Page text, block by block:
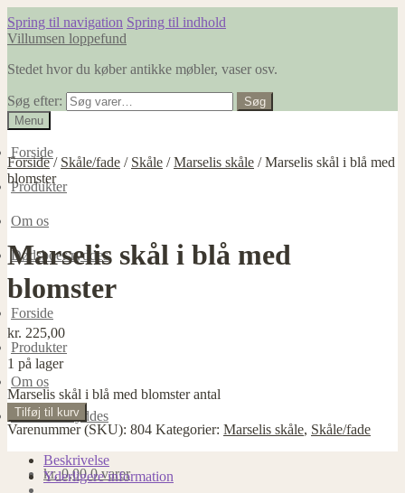
Spring til navigation Spring til indhold
Villumsen loppefund
Stedet hvor du køber antikke møbler, vaser osv.
Søg efter:
Søg
Menu
Forside
Produkter
Om os
Dødsboer ryddes
Forside
Produkter
Om os
Dødsboer ryddes
kr.0,00 0 varer
Forside/ Skåle/fade / Skåle /Marselis skåle /Marselis skål i blå med
blomster
Marselis skål i blå med
blomster
kr. 225,00
1 på lager
Marselis skål i blå med blomster antal
Tilføj til kurv
Varenummer (SKU): 804 Kategorier: Marselis skåle, Skåle/fade
Beskrivelse
Yderligere information
Nødvendige
Nødvendige
cookies
hjælper med at